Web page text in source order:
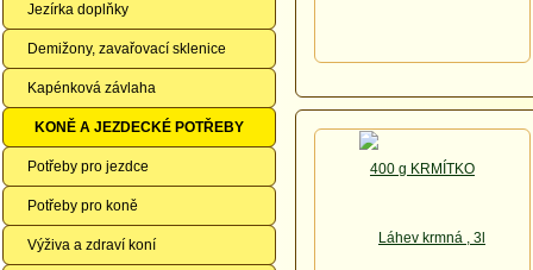
Jezírka doplňky
Demižony, zavařovací sklenice
Kapénková závlaha
KONĚ A JEZDECKÉ POTŘEBY
Potřeby pro jezdce
Potřeby pro koně
Výživa a zdraví koní